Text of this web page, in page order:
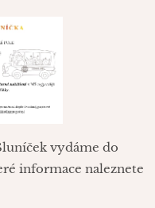
vydáme do
informace naleznete